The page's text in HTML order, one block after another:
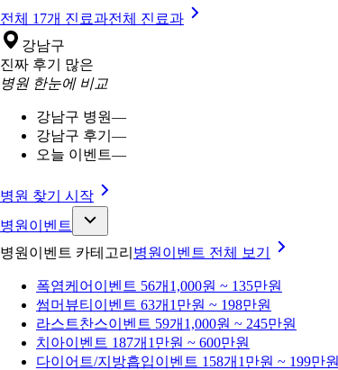
전체 17개 진료과전체 진료과
강남구
진짜 후기 많은
병원 한눈에 비교
강남구 병원—
강남구 후기 —
오늘 이벤트—
병원 찾기 시작
병원이벤트
병원이벤트 카테고리 병원이벤트 전체 보기
폭염케어 이벤트 56개 1,000원 ~ 135만원
썸머뷰티 이벤트 63개 1만원 ~ 198만원
라스트찬스이벤트 59개 1,000원 ~ 245만원
치아이벤트 187개 1만원 ~ 600만원
다이어트/지방흡입이벤트 158개 1만원 ~ 199만원